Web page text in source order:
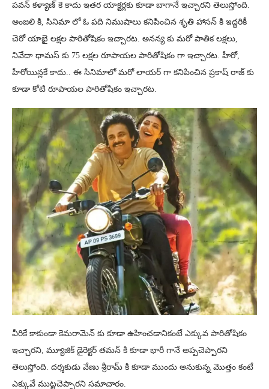
పవన్ కళ్యాణ్ కె కాదు ఇతర యాక్టర్లకు కూడా బాగానే ఇచ్చారని తెలుస్తోంది.
అంజలి కి, సినిమా లో ఓ పది నిముషాలు కనిపించిన శృతి హాసన్ కి ఇద్దరికీ
చెరో యాభై లక్షల పారితోషికం ఇచ్చారట. అనన్య కు మరో పాతిక లక్షలు,
నివేదా థామస్ కు 75 లక్షల రూపాయల పారితోషికం గా ఇచ్చారట. హీరో,
హీరోయిన్లకే కాదు.. ఈ సినిమాలో మరో లాయర్ గా కనిపించిన ప్రకాష్ రాజ్ కు
కూడా కోటి రూపాయల పారితోషికం ఇచ్చారట.
వీరికే కాకుండా కెమరామెన్ కు కూడా ఉహించడానికంటే ఎక్కువ పారితోషికం
ఇచ్చారని, మ్యూజిక్ డైరెక్టర్ తమన్ కి కూడా భారీ గానే అప్పచెప్పారని
తెలుస్తోంది. దర్శకుడు వేణు శ్రీరామ్ కి కూడా ముందు అనుకున్న మొత్తం కంటే
ఎక్కువే ముట్టచెప్పారని సమాచారం.